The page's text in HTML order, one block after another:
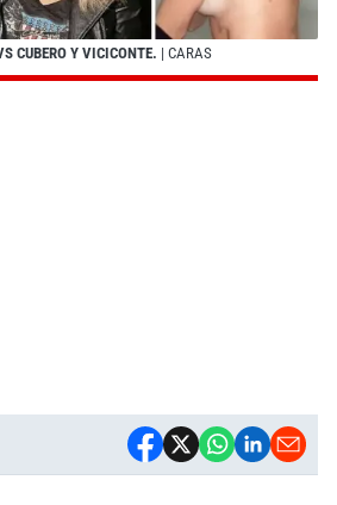
CUBERO Y VICICONTE. | CARAS